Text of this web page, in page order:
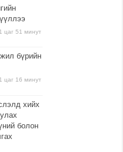
цаг 51 минут
бүрийн
цаг 16 минут
хийх
болон